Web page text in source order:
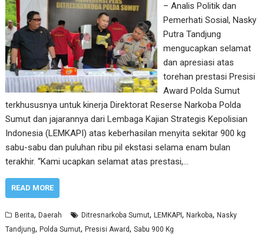
– Analis Politik dan
Pemerhati Sosial, Nasky
Putra Tandjung
mengucapkan selamat
dan apresiasi atas
torehan prestasi Presisi
Award Polda Sumut
terkhususnya untuk kinerja Direktorat Reserse Narkoba Polda
Sumut dan jajarannya dari Lembaga Kajian Strategis Kepolisian
Indonesia (LEMKAPI) atas keberhasilan menyita sekitar 900 kg
sabu-sabu dan puluhan ribu pil ekstasi selama enam bulan
terakhir. “Kami ucapkan selamat atas prestasi,…
READ MORE
Berita,Daerah Ditresnarkoba Sumut,LEMKAPI,Narkoba,Nasky
Tandjung,Polda Sumut,Presisi Award,Sabu 900 Kg